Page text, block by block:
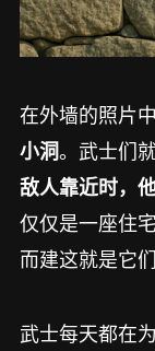
在外墙的照片
小洞。武士们
敌人靠近时，
仅仅是一座住宅
而建这就是它
武士每天都在